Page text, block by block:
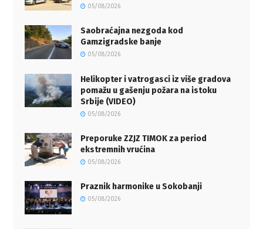
05/08/2026
Saobraćajna nezgoda kod
Gamzigradske banje
05/08/2026
Helikopter i vatrogasci iz više gradova
pomažu u gašenju požara na istoku
Srbije (VIDEO)
05/08/2026
Preporuke ZZJZ TIMOK za period
ekstremnih vrućina
05/08/2026
Praznik harmonike u Sokobanji
05/08/2026